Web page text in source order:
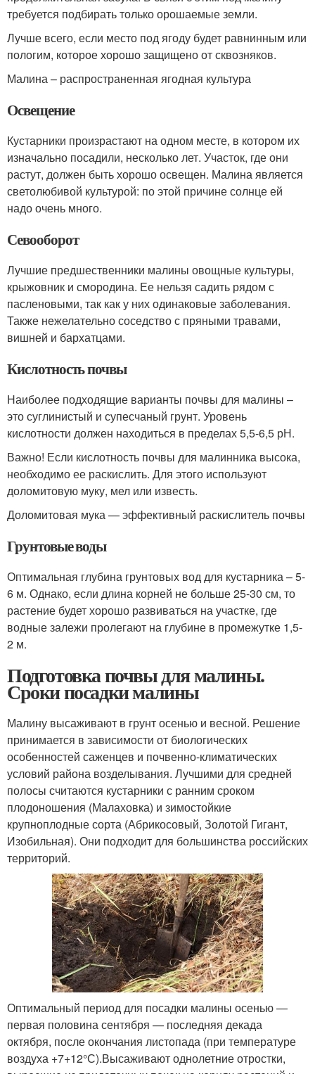
требуется подбирать только орошаемые земли.
Лучше всего, если место под ягоду будет равнинным или
пологим, которое хорошо защищено от сквозняков.
Малина – распространенная ягодная культура
Освещение
Кустарники произрастают на одном месте, в котором их
изначально посадили, несколько лет. Участок, где они
растут, должен быть хорошо освещен. Малина является
светолюбивой культурой: по этой причине солнце ей
надо очень много.
Севооборот
Лучшие предшественники малины овощные культуры,
крыжовник и смородина. Ее нельзя садить рядом с
пасленовыми, так как у них одинаковые заболевания.
Также нежелательно соседство с пряными травами,
вишней и бархатцами.
Кислотность почвы
Наиболее подходящие варианты почвы для малины –
это суглинистый и супесчаный грунт. Уровень
кислотности должен находиться в пределах 5,5-6,5 рН.
Важно! Если кислотность почвы для малинника высока,
необходимо ее раскислить. Для этого используют
доломитовую муку, мел или известь.
Доломитовая мука — эффективный раскислитель почвы
Грунтовые воды
Оптимальная глубина грунтовых вод для кустарника – 5-
6 м. Однако, если длина корней не больше 25-30 см, то
растение будет хорошо развиваться на участке, где
водные залежи пролегают на глубине в промежутке 1,5-
2 м.
Подготовка почвы для малины.
Сроки посадки малины
Малину высаживают в грунт осенью и весной. Решение
принимается в зависимости от биологических
особенностей саженцев и почвенно-климатических
условий района возделывания. Лучшими для средней
полосы считаются кустарники с ранним сроком
плодоношения (Малаховка) и зимостойкие
крупноплодные сорта (Абрикосовый, Золотой Гигант,
Изобильная). Они подходит для большинства российских
территорий.
Оптимальный период для посадки малины осенью —
первая половина сентября — последняя декада
октября, после окончания листопада (при температуре
воздуха +7+12°С).Высаживают однолетние отростки,